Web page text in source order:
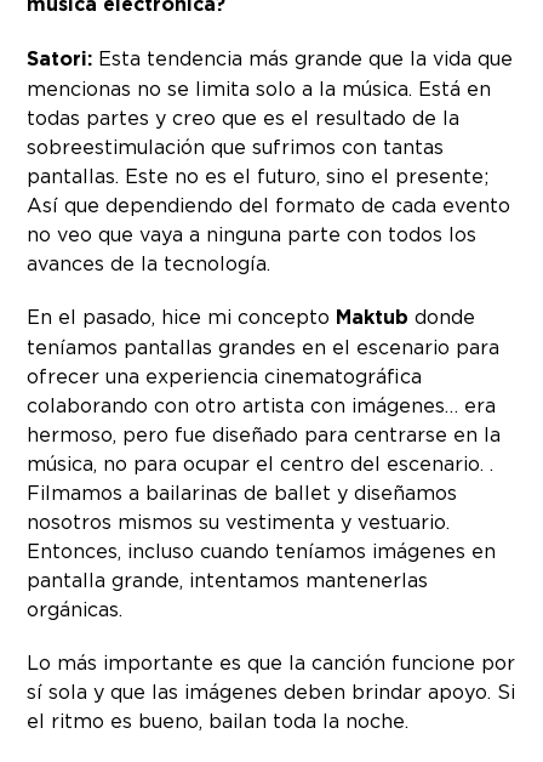
Satori: Esta tendencia más grande que la vida que
mencionas no se limita solo a la música. Está en
todas partes y creo que es el resultado de la
sobreestimulación que sufrimos con tantas
pantallas. Este no es el futuro, sino el presente;
Así que dependiendo del formato de cada evento
no veo que vaya a ninguna parte con todos los
avances de la tecnología.
En el pasado, hice mi concepto Maktub donde
teníamos pantallas grandes en el escenario para
ofrecer una experiencia cinematográfica
colaborando con otro artista con imágenes… era
hermoso, pero fue diseñado para centrarse en la
música, no para ocupar el centro del escenario. .
Filmamos a bailarinas de ballet y diseñamos
nosotros mismos su vestimenta y vestuario.
Entonces, incluso cuando teníamos imágenes en
pantalla grande, intentamos mantenerlas
orgánicas.
Lo más importante es que la canción funcione por
sí sola y que las imágenes deben brindar apoyo. Si
el ritmo es bueno, bailan toda la noche.